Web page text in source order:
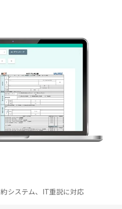
システム、IT重説に対応